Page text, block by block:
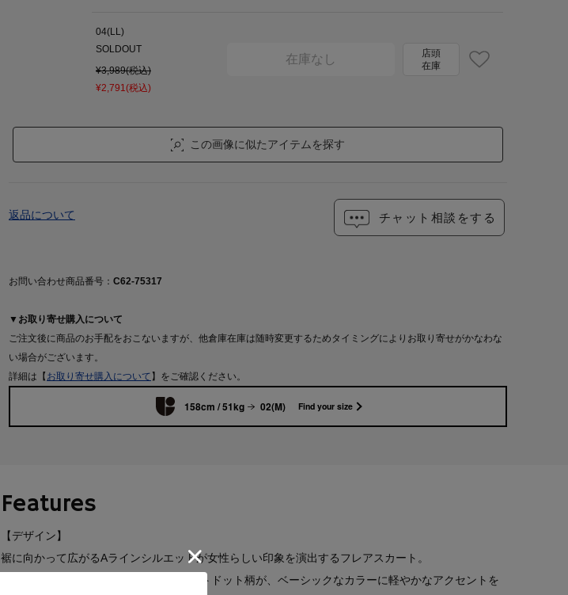
04(LL)
SOLDOUT
¥3,989(税込)
¥2,791(税込)
在庫なし
店頭
在庫
この画像に似たアイテムを探す
チャット相談をする
返品について
お問い合わせ商品番号： C62-75317
▼お取り寄せ購入について
ご注文後に商品のお手配をおこないますが、他倉庫在庫は随時変更するためタイミングによりお取り寄せがかなわな
い場合がございます。
詳細は【 お取り寄せ購入について 】をご確認ください。
158cm / 51kg 02(M) Find your size
Features
【デザイン】
裾に向かって広がるAラインシルエットが女性らしい印象を演出するフレアスカート。
全体に散りばめられたランダムなホワイトドット柄が、ベーシックなカラーに軽やかなアクセントを